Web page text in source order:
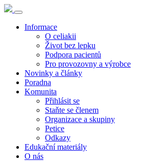
Informace
O celiakii
Život bez lepku
Podpora pacientů
Pro provozovny a výrobce
Novinky a články
Poradna
Komunita
Přihlásit se
Staňte se členem
Organizace a skupiny
Petice
Odkazy
Edukační materiály
O nás